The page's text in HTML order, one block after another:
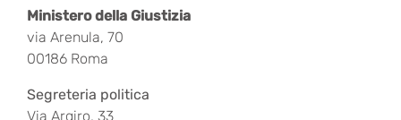
Ministero della Giustizia
via Arenula, 70
00186 Roma
Segreteria politica
Via Argiro, 33